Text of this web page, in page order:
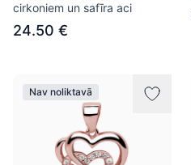
cirkoniem un safīra aci
24.50 €
Nav noliktavā